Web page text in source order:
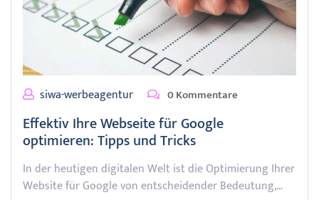
siwa-werbeagentur 0 Kommentare
Effektiv Ihre Webseite für Google
optimieren: Tipps und Tricks
In der heutigen digitalen Welt ist die Optimierung Ihrer
Website für Google von entscheidender Bedeutung,…